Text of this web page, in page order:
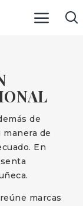
de
de
En
reúne marcas